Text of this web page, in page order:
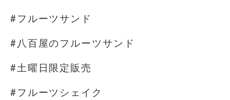
#フルーツサンド
#八百屋のフルーツサンド
#土曜日限定販売
#フルーツシェイク